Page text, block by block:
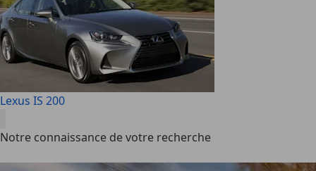
Lexus IS 200
Notre connaissance de votre recherche